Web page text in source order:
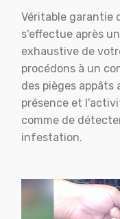
Véritable garantie
s'effectue après
exhaustive de
procédons à un
des pièges appâts
présence et
comme de
infestation.